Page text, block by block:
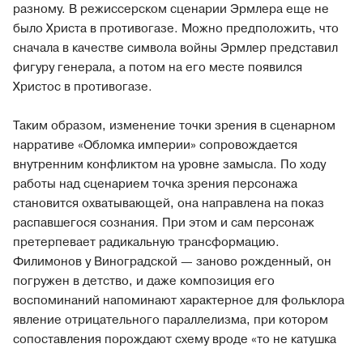
разному. В режиссерском сценарии Эрмлера еще не
было Христа в противогазе. Можно предположить, что
сначала в качестве символа войны Эрмлер представил
фигуру генерала, а потом на его месте появился
Христос в противогазе.
Таким образом, изменение точки зрения в сценарном
нарративе «Обломка империи» сопровождается
внутренним конфликтом на уровне замысла. По ходу
работы над сценарием точка зрения персонажа
становится охватывающей, она направлена на показ
распавшегося сознания. При этом и сам персонаж
претерпевает радикальную трансформацию.
Филимонов у Виноградской — заново рожденный, он
погружен в детство, и даже композиция его
воспоминаний напоминают характерное для фольклора
явление отрицательного параллелизма, при котором
сопоставления порождают схему вроде «то не катушка